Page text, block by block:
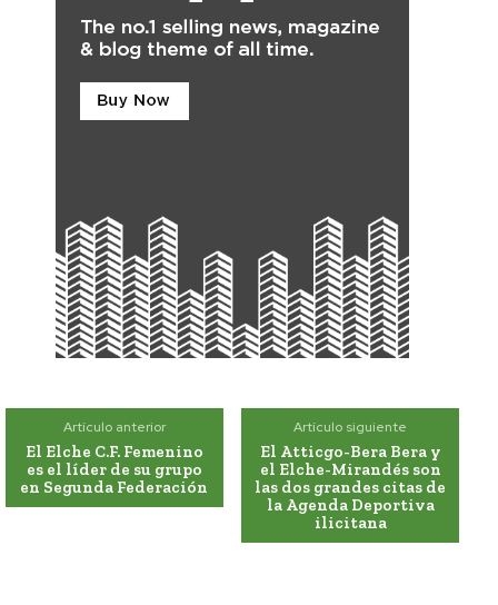
Artículo anterior
El Elche C.F. Femenino
es el líder de su grupo
en Segunda Federación
Artículo siguiente
El Atticgo-Bera Bera y
el Elche-Mirandés son
las dos grandes citas de
la Agenda Deportiva
ilicitana